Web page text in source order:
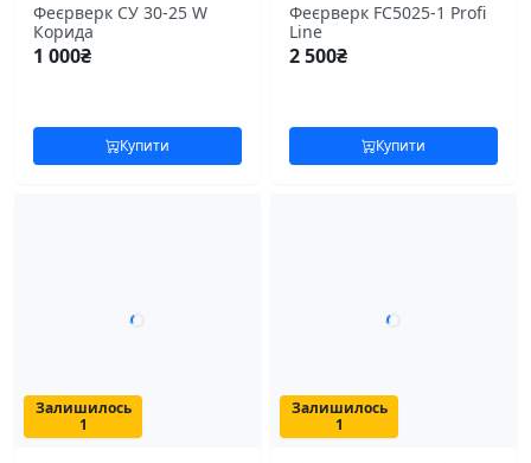
Феєрверк СУ 30-25 W
Корида
1 000₴
Купити
Феєрверк FC5025-1 Profi
Line
2 500₴
Купити
Залишилось
1
Залишилось
1